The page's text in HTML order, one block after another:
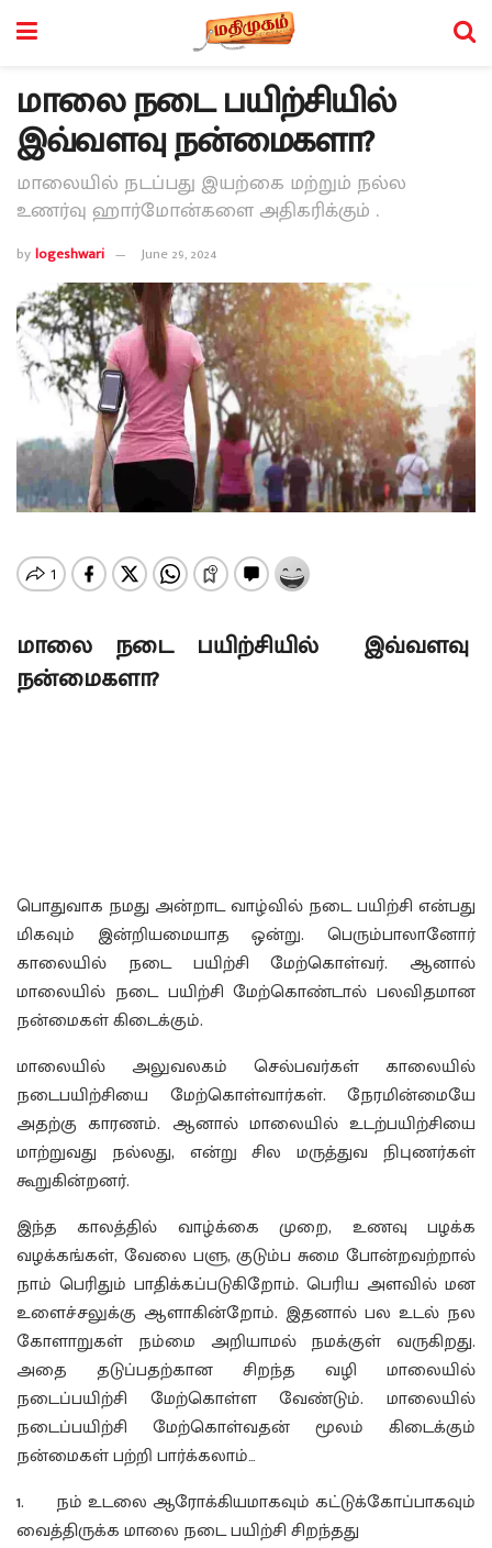
மாலை நடை பயிற்சியில்
இவ்வளவு நன்மைகளா?
மாலையில் நடப்பது இயற்கை மற்றும் நல்ல
உணர்வு ஹார்மோன்களை அதிகரிக்கும் .
bylogeshwari June 29, 2024
மாலை நடை பயிற்சியில் இவ்வளவு
நன்மைகளா?
பொதுவாக நமது அன்றாட வாழ்வில் நடை பயிற்சி என்பது
மிகவும் இன்றியமையாத ஒன்று. பெரும்பாலானோர்
காலையில் நடை பயிற்சி மேற்கொள்வர். ஆனால்
மாலையில் நடை பயிற்சி மேற்கொண்டால் பலவிதமான
நன்மைகள் கிடைக்கும்.
மாலையில் அலுவலகம் செல்பவர்கள் காலையில்
நடைபயிற்சியை மேற்கொள்வார்கள். நேரமின்மையே
அதற்கு காரணம். ஆனால் மாலையில் உடற்பயிற்சியை
மாற்றுவது நல்லது, என்று சில மருத்துவ நிபுணர்கள்
கூறுகின்றனர்.
இந்த காலத்தில் வாழ்க்கை முறை, உணவு பழக்க
வழக்கங்கள், வேலை பளு, குடும்ப சுமை போன்றவற்றால்
நாம் பெரிதும் பாதிக்கப்படுகிறோம். பெரிய அளவில் மன
உளைச்சலுக்கு ஆளாகின்றோம். இதனால் பல உடல் நல
கோளாறுகள் நம்மை அறியாமல் நமக்குள் வருகிறது.
அதை தடுப்பதற்கான சிறந்த வழி மாலையில்
நடைப்பயிற்சி மேற்கொள்ள வேண்டும். மாலையில்
நடைப்பயிற்சி மேற்கொள்வதன் மூலம் கிடைக்கும்
நன்மைகள் பற்றி பார்க்கலாம்…
1. நம் உடலை ஆரோக்கியமாகவும் கட்டுக்கோப்பாகவும்
வைத்திருக்க மாலை நடை பயிற்சி சிறந்தது